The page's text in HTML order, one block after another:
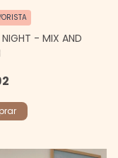
NIGHT - MIX AND